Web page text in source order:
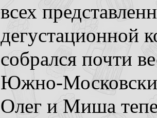
всех
дегустационной
собрался почти
Южно-
Олег и Миша